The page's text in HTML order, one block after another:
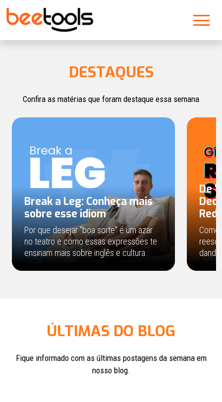
DESTAQUES
Confira as matérias que foram destaque essa semana
Break a Leg: Conheça mais
sobre esse idiom
Por que desejar "boa sorte" é um azar
no teatro e como essas expressões te
ensinam mais sobre inglês e cultura.
De
ÚLTIMAS DO BLOG
Fique informado com as últimas postagens da semana em
nosso blog.